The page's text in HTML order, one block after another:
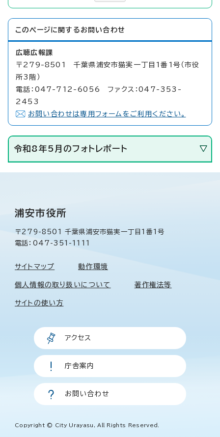
このページに関する お問い合わせ
広聴広報課
〒279-8501 千葉県浦安市猫実一丁目1番1号（市役
所3階）
電話：047-712-6056 ファクス：047-353-
2453
お問い合わせは専用フォームをご利用ください。
令和8年5月のフォトレポート
浦安市役所
〒279-8501 千葉県浦安市猫実一丁目1番1号
電話：047-351-1111
サイトマップ 動作環境
個人情報の取り扱いについて 著作権法等
サイトの使い方
アクセス
庁舎案内
お問い合わせ
Copyright © City Urayasu, All Rights Reserved.